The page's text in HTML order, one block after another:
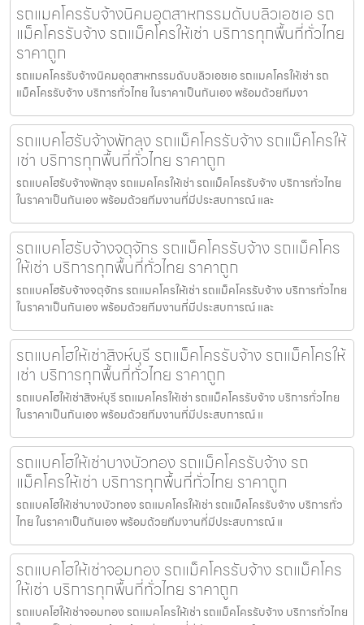
รถแมคโครรับจ้างนิคมอุตสาหกรรมดับบลิวเอชเอ รถ
แม็คโครรับจ้าง รถแม็คโครให้เช่า บริการทุกพื้นที่ทั่วไทย
ราคาถูก
รถแมคโครรับจ้างนิคมอุตสาหกรรมดับบลิวเอชเอ รถแมคโครให้เช่า รถ
แม็คโครรับจ้าง บริการทั่วไทย ในราคาเป็นกันเอง พร้อมด้วยทีมงา
รถแบคโฮรับจ้างพัทลุง รถแม็คโครรับจ้าง รถแม็คโครให้
เช่า บริการทุกพื้นที่ทั่วไทย ราคาถูก
รถแบคโฮรับจ้างพัทลุง รถแมคโครให้เช่า รถแม็คโครรับจ้าง บริการทั่วไทย
ในราคาเป็นกันเอง พร้อมด้วยทีมงานที่มีประสบการณ์ และ
รถแบคโฮรับจ้างจตุจักร รถแม็คโครรับจ้าง รถแม็คโคร
ให้เช่า บริการทุกพื้นที่ทั่วไทย ราคาถูก
รถแบคโฮรับจ้างจตุจักร รถแมคโครให้เช่า รถแม็คโครรับจ้าง บริการทั่วไทย
ในราคาเป็นกันเอง พร้อมด้วยทีมงานที่มีประสบการณ์ และ
รถแบคโฮให้เช่าสิงห์บุรี รถแม็คโครรับจ้าง รถแม็คโครให้
เช่า บริการทุกพื้นที่ทั่วไทย ราคาถูก
รถแบคโฮให้เช่าสิงห์บุรี รถแมคโครให้เช่า รถแม็คโครรับจ้าง บริการทั่วไทย
ในราคาเป็นกันเอง พร้อมด้วยทีมงานที่มีประสบการณ์ แ
รถแบคโฮให้เช่าบางบัวทอง รถแม็คโครรับจ้าง รถ
แม็คโครให้เช่า บริการทุกพื้นที่ทั่วไทย ราคาถูก
รถแบคโฮให้เช่าบางบัวทอง รถแมคโครให้เช่า รถแม็คโครรับจ้าง บริการทั่ว
ไทย ในราคาเป็นกันเอง พร้อมด้วยทีมงานที่มีประสบการณ์ แ
รถแบคโฮให้เช่าจอมทอง รถแม็คโครรับจ้าง รถแม็คโคร
ให้เช่า บริการทุกพื้นที่ทั่วไทย ราคาถูก
รถแบคโฮให้เช่าจอมทอง รถแมคโครให้เช่า รถแม็คโครรับจ้าง บริการทั่วไทย